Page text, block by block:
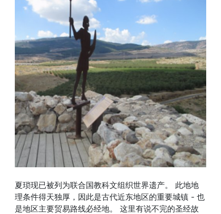
夏琐现已被列为联合国教科文组织世界遗产。 此地地
理条件得天独厚，因此是古代近东地区的重要城镇 - 也
是地区主要贸易路线必经地。 这里有说不完的圣经故